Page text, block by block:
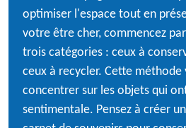
optimiser l'espace tout en
votre être cher, commencez
trois catégories : ceux à
ceux à recycler. Cette méthode
concentrer sur les objets qui
sentimentale. Pensez à créer